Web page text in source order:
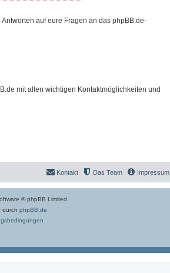
auf eure Fragen an das phpBB.de-
mit allen wichtigen Kontaktmöglichkeiten und
Impressum
Das Team
Kontakt
© phpBB Limited
durch phpBB.de